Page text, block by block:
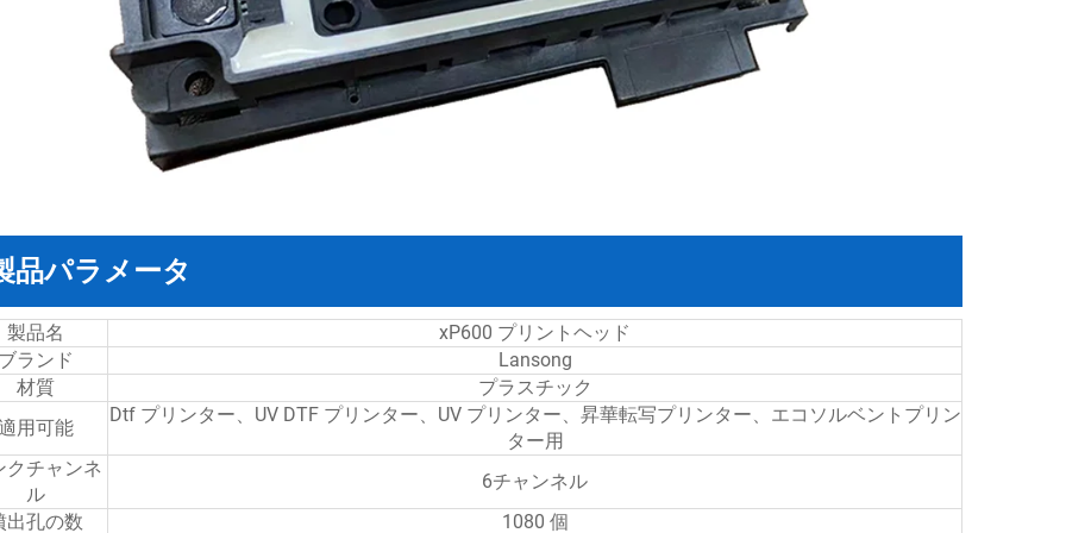
品パラメータ
製品名
xP600 プリントヘッド
ランド
Lansong
材質
プラスチック
用可能
Dtf プリンター、UV DTF プリンター、UV プリンター、昇華転写プリンター、エコソルベントプリン
ター用
クチャンネ
ル
6チャンネル
出孔の数
1080 個